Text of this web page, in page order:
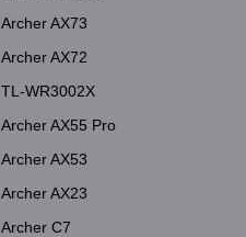
Archer AX73
Archer AX72
TL-WR3002X
Archer AX55 Pro
Archer AX53
Archer AX23
Archer C7